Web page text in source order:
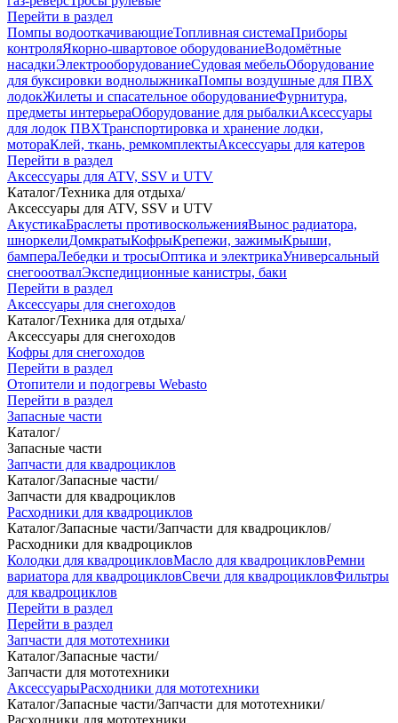
Перейти в раздел
Помпы водооткачивающиеТопливная системаПриборы
контроляЯкорно-швартовое оборудованиеВодомётные
насадкиЭлектрооборудованиеСудовая мебельОборудование
для буксировки воднолыжникаПомпы воздушные для ПВХ
лодокЖилеты и спасательное оборудованиеФурнитура,
предметы интерьераОборудование для рыбалкиАксессуары
для лодок ПВХТранспортировка и хранение лодки,
мотораКлей, ткань, ремкомплектыАксессуары для катеров
Перейти в раздел
Аксессуары для ATV, SSV и UTV
Каталог/Техника для отдыха/
Аксессуары для ATV, SSV и UTV
АкустикаБраслеты противоскольженияВынос радиатора,
шноркелиДомкратыКофрыКрепежи, зажимыКрыши,
бампераЛебедки и тросыОптика и электрикаУниверсальный
снегооотвалЭкспедиционные канистры, баки
Перейти в раздел
Аксессуары для снегоходов
Каталог/Техника для отдыха/
Аксессуары для снегоходов
Кофры для снегоходов
Перейти в раздел
Отопители и подогревы Webasto
Перейти в раздел
Запасные части
Каталог/
Запасные части
Запчасти для квадроциклов
Каталог/Запасные части/
Запчасти для квадроциклов
Расходники для квадроциклов
Каталог/Запасные части/Запчасти для квадроциклов/
Расходники для квадроциклов
Колодки для квадроцикловМасло для квадроцикловРемни
вариатора для квадроцикловСвечи для квадроцикловФильтры
для квадроциклов
Перейти в раздел
Перейти в раздел
Запчасти для мототехники
Каталог/Запасные части/
Запчасти для мототехники
АксессуарыРасходники для мототехники
Каталог/Запасные части/Запчасти для мототехники/
Расходники для мототехники